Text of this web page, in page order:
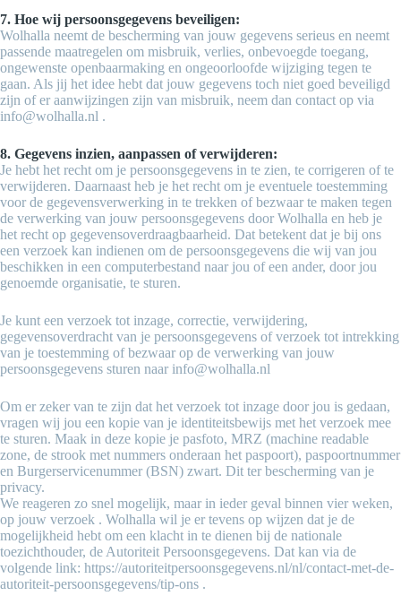
7. Hoe wij persoonsgegevens beveiligen:
Wolhalla neemt de bescherming van jouw gegevens serieus en neemt
passende maatregelen om misbruik, verlies, onbevoegde toegang,
ongewenste openbaarmaking en ongeoorloofde wijziging tegen te
gaan. Als jij het idee hebt dat jouw gegevens toch niet goed beveiligd
zijn of er aanwijzingen zijn van misbruik, neem dan contact op via
info@wolhalla.nl .
8. Gegevens inzien, aanpassen of verwijderen:
Je hebt het recht om je persoonsgegevens in te zien, te corrigeren of te
verwijderen. Daarnaast heb je het recht om je eventuele toestemming
voor de gegevensverwerking in te trekken of bezwaar te maken tegen
de verwerking van jouw persoonsgegevens door Wolhalla en heb je
het recht op gegevensoverdraagbaarheid. Dat betekent dat je bij ons
een verzoek kan indienen om de persoonsgegevens die wij van jou
beschikken in een computerbestand naar jou of een ander, door jou
genoemde organisatie, te sturen.
Je kunt een verzoek tot inzage, correctie, verwijdering,
gegevensoverdracht van je persoonsgegevens of verzoek tot intrekking
van je toestemming of bezwaar op de verwerking van jouw
persoonsgegevens sturen naar info@wolhalla.nl
Om er zeker van te zijn dat het verzoek tot inzage door jou is gedaan,
vragen wij jou een kopie van je identiteitsbewijs met het verzoek mee
te sturen. Maak in deze kopie je pasfoto, MRZ (machine readable
zone, de strook met nummers onderaan het paspoort), paspoortnummer
en Burgerservicenummer (BSN) zwart. Dit ter bescherming van je
privacy.
We reageren zo snel mogelijk, maar in ieder geval binnen vier weken,
op jouw verzoek . Wolhalla wil je er tevens op wijzen dat je de
mogelijkheid hebt om een klacht in te dienen bij de nationale
toezichthouder, de Autoriteit Persoonsgegevens. Dat kan via de
volgende link: https://autoriteitpersoonsgegevens.nl/nl/contact-met-de-
autoriteit-persoonsgegevens/tip-ons .